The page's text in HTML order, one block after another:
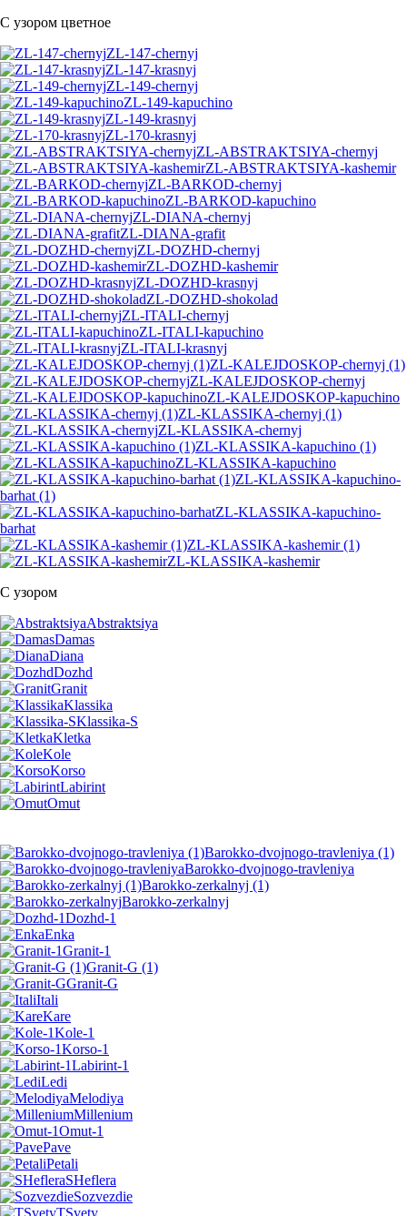
С узором цветное
ZL-147-chernyj
ZL-147-krasnyj
ZL-149-chernyj
ZL-149-kapuchino
ZL-149-krasnyj
ZL-170-krasnyj
ZL-ABSTRAKTSIYA-chernyj
ZL-ABSTRAKTSIYA-kashemir
ZL-BARKOD-chernyj
ZL-BARKOD-kapuchino
ZL-DIANA-chernyj
ZL-DIANA-grafit
ZL-DOZHD-chernyj
ZL-DOZHD-kashemir
ZL-DOZHD-krasnyj
ZL-DOZHD-shokolad
ZL-ITALI-chernyj
ZL-ITALI-kapuchino
ZL-ITALI-krasnyj
ZL-KALEJDOSKOP-chernyj (1)
ZL-KALEJDOSKOP-chernyj
ZL-KALEJDOSKOP-kapuchino
ZL-KLASSIKA-chernyj (1)
ZL-KLASSIKA-chernyj
ZL-KLASSIKA-kapuchino (1)
ZL-KLASSIKA-kapuchino
ZL-KLASSIKA-kapuchino-
barhat (1)
ZL-KLASSIKA-kapuchino-
barhat
ZL-KLASSIKA-kashemir (1)
ZL-KLASSIKA-kashemir
С узором
Abstraktsiya
Damas
Diana
Dozhd
Granit
Klassika
Klassika-S
Kletka
Kole
Korso
Labirint
Omut
Barokko-dvojnogo-travleniya (1)
Barokko-dvojnogo-travleniya
Barokko-zerkalnyj (1)
Barokko-zerkalnyj
Dozhd-1
Enka
Granit-1
Granit-G (1)
Granit-G
Itali
Kare
Kole-1
Korso-1
Labirint-1
Ledi
Melodiya
Millenium
Omut-1
Pave
Petali
SHeflera
Sozvezdie
TSvety